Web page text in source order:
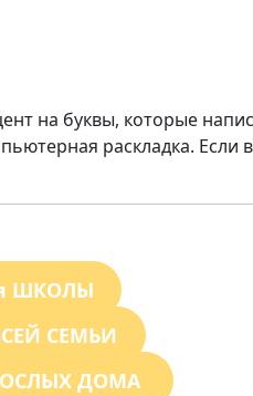
на буквы, которые
раскладка. Если
ШКОЛЫ
СЕМЬИ
ДОМА